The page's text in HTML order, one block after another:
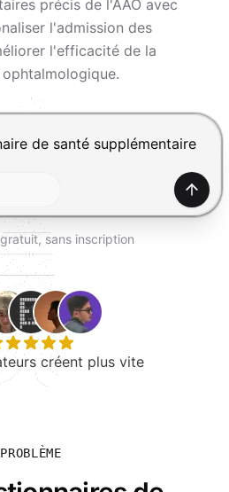
précis de l'AAO avec
l'admission des
l'efficacité de la
envoyer, Maj+Entrée pour
sans inscription
créent plus vite
PROBLÈME